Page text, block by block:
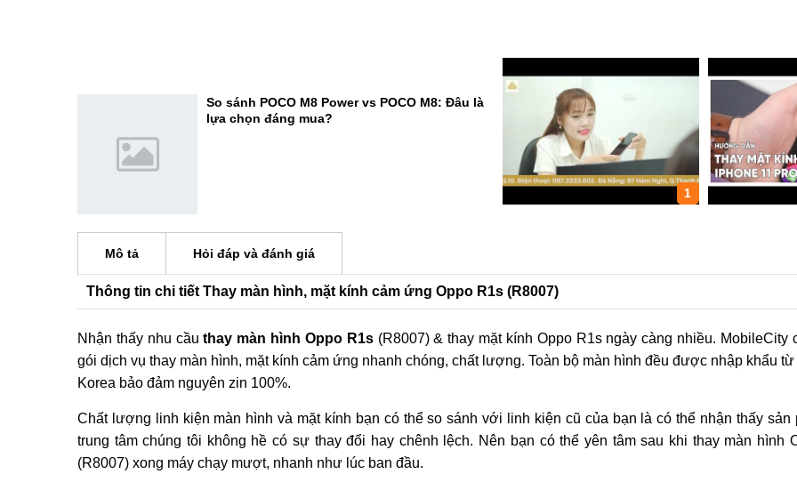
So sánh POCO M8 Power vs POCO M8: Đâu là
lựa chọn đáng mua?
1
Mô tả Hỏi đáp và đánh giá
Thông tin chi tiết Thay màn hình, mặt kính cảm ứng Oppo R1s (R8007)
Nhận thấy nhu cầuthay màn hình Oppo R1s (R8007) & thay mặt kính Oppo R1s ngày càng nhiều. MobileCity
gói dịch vụ thay màn hình, mặt kính cảm ứng nhanh chóng, chất lượng. Toàn bộ màn hình đều được nhập khẩu từ
Korea bảo đảm nguyên zin 100%.
Chất lượng linh kiện màn hình và mặt kính bạn có thể so sánh với linh kiện cũ của bạn là có thể nhận thấy sản
trung tâm chúng tôi không hề có sự thay đổi hay chênh lệch. Nên bạn có thể yên tâm sau khi thay màn hình
(R8007) xong máy chạy mượt, nhanh như lúc ban đầu.